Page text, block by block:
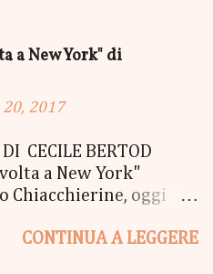
a New York" di
2017
CECILE BERTOD
a New York"
Chiacchierine, oggi
MEGA GIVEAWAY
CONTINUA A LEGGERE